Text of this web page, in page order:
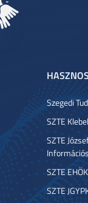
Szegedi
SZTE
SZTE
SZTE EHÖK
SZTE